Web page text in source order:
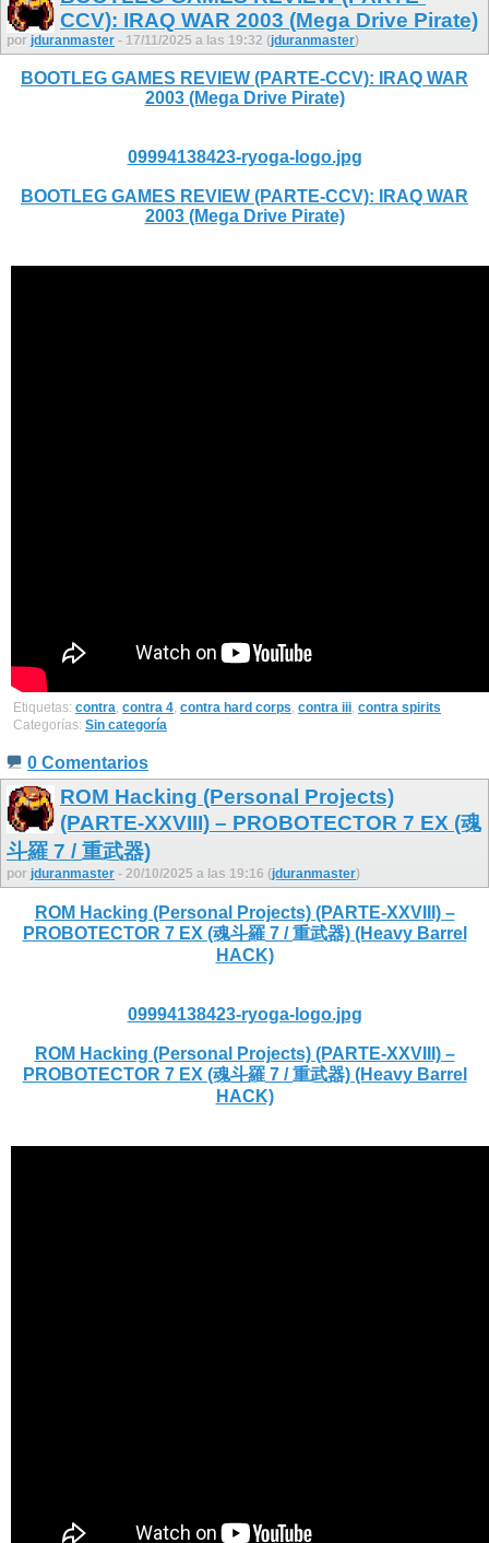
CCV): IRAQ WAR 2003 (Mega Drive Pirate)
por jduranmaster - 17/11/2025 a las 19:32 (jduranmaster)
BOOTLEG GAMES REVIEW (PARTE-CCV): IRAQ WAR
2003 (Mega Drive Pirate)
09994138423-ryoga-logo.jpg
BOOTLEG GAMES REVIEW (PARTE-CCV): IRAQ WAR
2003 (Mega Drive Pirate)
Etiquetas: contra, contra 4, contra hard corps, contra iii, contra spirits
Categorías: Sin categoría
0 Comentarios
ROM Hacking (Personal Projects)
(PARTE-XXVIII) – PROBOTECTOR 7 EX (魂
斗羅 7 / 重武器)
por jduranmaster - 20/10/2025 a las 19:16 (jduranmaster)
ROM Hacking (Personal Projects) (PARTE-XXVIII) –
PROBOTECTOR 7 EX (魂斗羅 7 / 重武器) (Heavy Barrel
HACK)
09994138423-ryoga-logo.jpg
ROM Hacking (Personal Projects) (PARTE-XXVIII) –
PROBOTECTOR 7 EX (魂斗羅 7 / 重武器) (Heavy Barrel
HACK)